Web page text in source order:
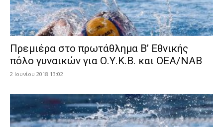
Πρεμιέρα στο πρωτάθλημα Β’ Εθνικής
πόλο γυναικών για Ο.Υ.Κ.Β. και ΟΕΑ/ΝΑΒ
2 Ιουνίου 2018 13:02